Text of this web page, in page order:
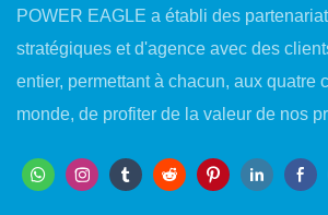
POWER EAGLE a établi des
stratégiques et d'agence avec des
entier, permettant à chacun, aux quatre
monde, de profiter de la valeur de nos